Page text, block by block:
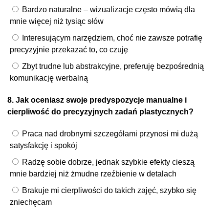
Bardzo naturalne – wizualizacje często mówią dla
mnie więcej niż tysiąc słów
Interesującym narzędziem, choć nie zawsze potrafię
precyzyjnie przekazać to, co czuję
Zbyt trudne lub abstrakcyjne, preferuję bezpośrednią
komunikację werbalną
8. Jak oceniasz swoje predyspozycje manualne i
cierpliwość do precyzyjnych zadań plastycznych?
Praca nad drobnymi szczegółami przynosi mi dużą
satysfakcję i spokój
Radzę sobie dobrze, jednak szybkie efekty cieszą
mnie bardziej niż żmudne rzeźbienie w detalach
Brakuje mi cierpliwości do takich zajęć, szybko się
zniechęcam